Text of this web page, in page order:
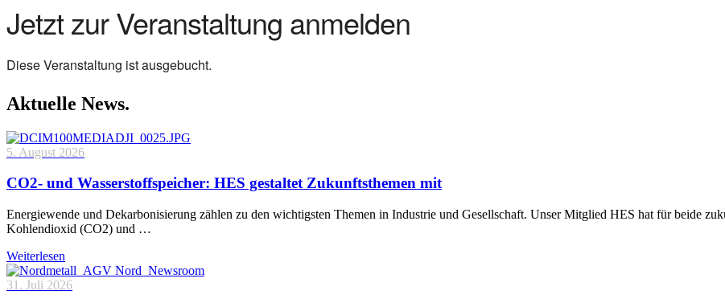
Jetzt zur Veranstaltung anmelden
Diese Veranstaltung ist ausgebucht.
Aktuelle News.
5. August 2026
CO2- und Wasserstoffspeicher: HES gestaltet Zukunftsthemen mit
Energiewende und Dekarbonisierung zählen zu den wichtigsten Themen in Industrie und Gesellschaft. Unser Mitglied HES hat für beide
Kohlendioxid (CO2) und …
Weiterlesen
31. Juli 2026